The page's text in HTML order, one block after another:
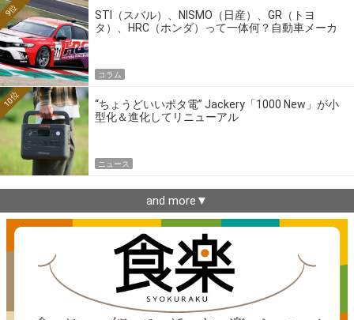
STI（スバル）、NISMO（日産）、GR（トヨ
タ）、HRC（ホンダ）って一体何？自動車メーカ
9位
コラム
“ちょうどいいポタ電” Jackery「1000 New」が小
型化＆進化してリニューアル
10位
ニュース
and more▼